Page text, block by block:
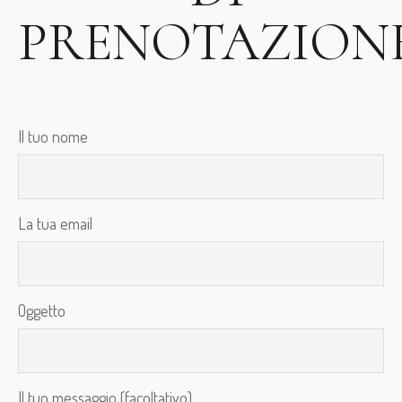
Il tuo nome
La tua email
Oggetto
Il tuo messaggio (facoltativo)